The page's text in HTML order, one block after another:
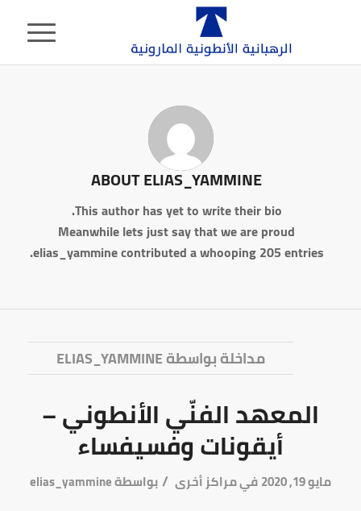
ABOUTELIAS_YAMMINE
This author has yet to write their bio.
Meanwhile lets just say that we are proud
elias_yamminecontributed a whooping 205 entries.
مداخلة بواسطة ELIAS_YAMMINE
المعهد الفنّي الأنطوني –
أيقونات وفسيفساء
مايو 19, 2020 فيمراكز أخرى /بواسطةelias_yammine